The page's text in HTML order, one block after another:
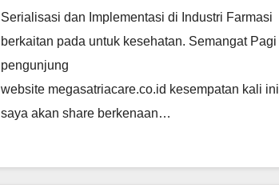
Serialisasi dan Implementasi di Industri Farmasi
berkaitan pada untuk kesehatan. Semangat Pagi
pengunjung
website megasatriacare.co.id kesempatan kali ini
saya akan share berkenaan…